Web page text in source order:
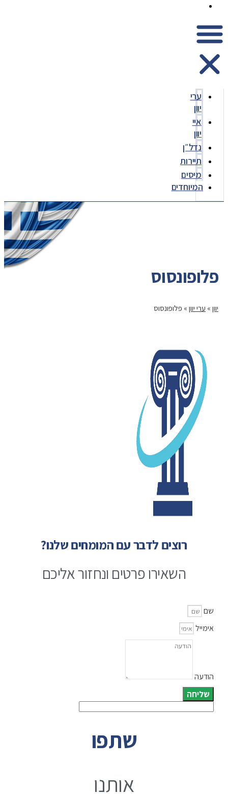
ערי
יוון
איי
יוון
נדל״ן
תיירות
מיסים
המיוחדים
פלופונסוס
יוון » ערי יוון » פלופונסוס
רוצים לדבר עם המומחים שלנו?
השאירו פרטים ונחזור אליכם
שם
אימייל
הודעה
שליחה
שתפו
אותנו